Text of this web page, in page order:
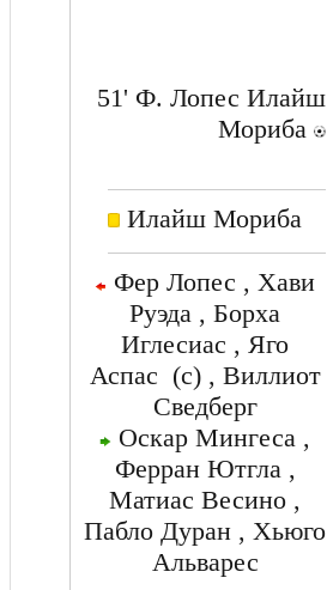
51' Ф. Лопес Илайш
Мориба
Илайш Мориба
Фер Лопес , Хави
Руэда , Борха
Иглесиас , Яго
Аспас (c) , Виллиот
Сведберг
Оскар Мингеса ,
Ферран Ютгла ,
Матиас Весино ,
Пабло Дуран , Хьюго
Альварес